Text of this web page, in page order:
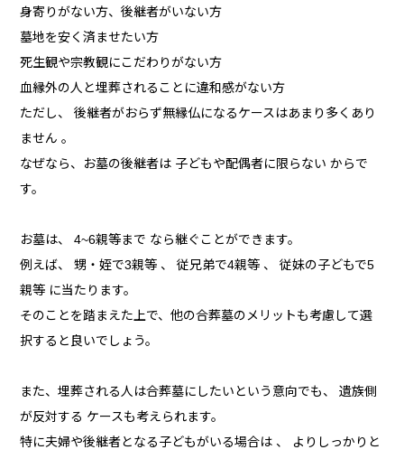
身寄りがない方、後継者がいない方
墓地を安く済ませたい方
死生観や宗教観にこだわりがない方
血縁外の人と埋葬されることに違和感がない方
ただし、 後継者がおらず無縁仏になるケースはあまり多くあり
ません 。
なぜなら、お墓の後継者は 子どもや配偶者に限らない からで
す。
お墓は、 4~6親等まで なら継ぐことができます。
例えば、 甥・姪で3親等 、 従兄弟で4親等 、 従妹の子どもで5
親等 に当たります。
そのことを踏まえた上で、他の合葬墓のメリットも考慮して選
択すると良いでしょう。
また、埋葬される人は合葬墓にしたいという意向でも、 遺族側
が反対する ケースも考えられます。
特に夫婦や後継者となる子どもがいる場合は 、 よりしっかりと